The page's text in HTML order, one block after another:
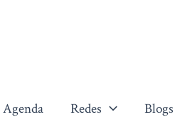
Agenda Redes Blogs